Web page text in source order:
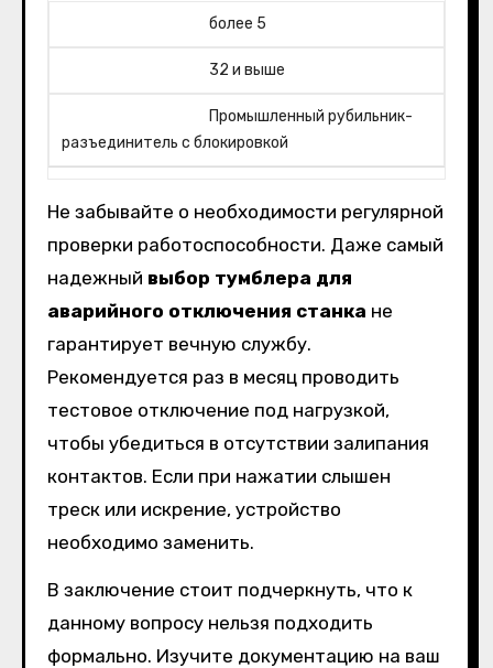
более 5
32 и выше
Промышленный рубильник-
разъединитель с блокировкой
Не забывайте о необходимости регулярной
проверки работоспособности. Даже самый
надежный выбор тумблера для
аварийного отключения станка не
гарантирует вечную службу.
Рекомендуется раз в месяц проводить
тестовое отключение под нагрузкой,
чтобы убедиться в отсутствии залипания
контактов. Если при нажатии слышен
треск или искрение, устройство
необходимо заменить.
В заключение стоит подчеркнуть, что к
данному вопросу нельзя подходить
формально. Изучите документацию на ваш